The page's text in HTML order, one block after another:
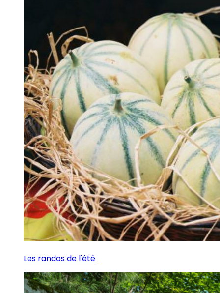
Les randos de l'été